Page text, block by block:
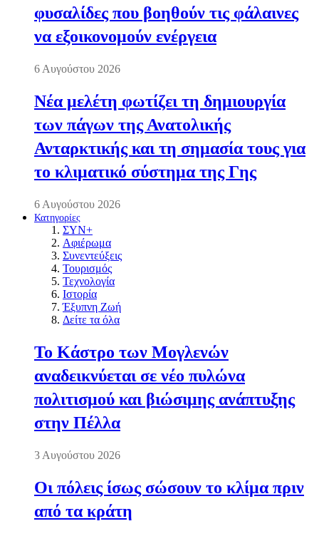
φυσαλίδες που βοηθούν τις φάλαινες
να εξοικονομούν ενέργεια
6 Αυγούστου 2026
Νέα μελέτη φωτίζει τη δημιουργία
των πάγων της Ανατολικής
Ανταρκτικής και τη σημασία τους για
το κλιματικό σύστημα της Γης
6 Αυγούστου 2026
Κατηγορίες
ΣΥΝ+
Αφιέρωμα
Συνεντεύξεις
Τουρισμός
Τεχνολογία
Ιστορία
Έξυπνη Ζωή
Δείτε τα όλα
Το Κάστρο των Μογλενών
αναδεικνύεται σε νέο πυλώνα
πολιτισμού και βιώσιμης ανάπτυξης
στην Πέλλα
3 Αυγούστου 2026
Οι πόλεις ίσως σώσουν το κλίμα πριν
από τα κράτη